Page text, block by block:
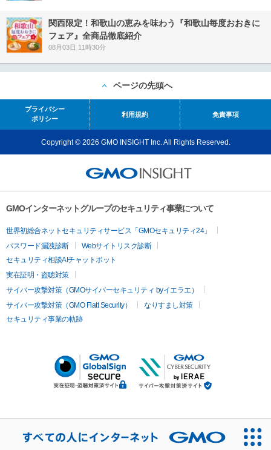
関西限定！和歌山の恵みを味わう『和歌山毎度おおきに
フェア』全商品徹底紹介
08月03日 11時30分
ページの先頭へ
プライバシー
ポリシー
利用規約 免責事項
Copyright © 2026 GMO INSIGHT Inc. All Rights Reserved.
GMOインターネットグループのセキュリティ事業について
世界初総合ネットセキュリティサービス「GMOセキュリティ24」
パスワード漏洩診断
Webサイトリスク診断
セキュリティ相談AIチャットボット
実在証明・盗聴対策
サイバー攻撃対策（GMOサイバーセキュリティ byイエラエ）
サイバー攻撃対策（GMO Flatt Security）
なりすまし対策
セキュリティ事業の軌跡